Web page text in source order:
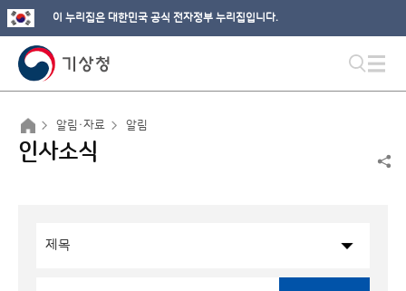
이 누리집은 대한민국 공식 전자정부 누리집입니다.
알림·자료 알림
인사소식